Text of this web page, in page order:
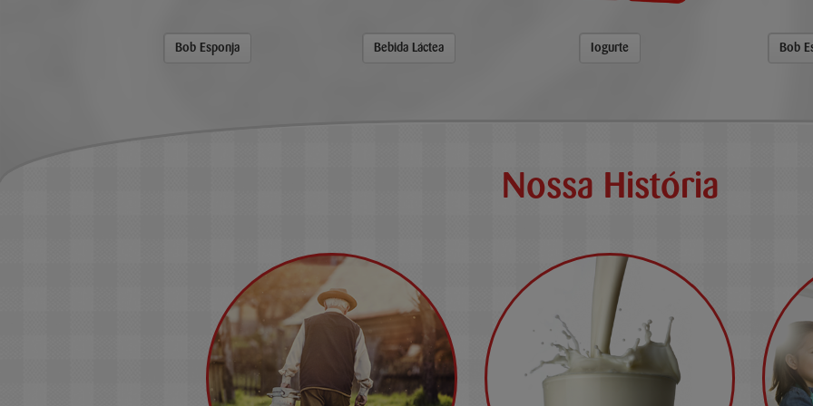
Bob Esponja Bebida Láctea Iogurte Bob
Nossa História